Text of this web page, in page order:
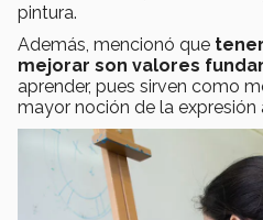
pintura.
Además, mencionó que
mejorar son valores
aprender, pues sirven como
mayor noción de la expresión